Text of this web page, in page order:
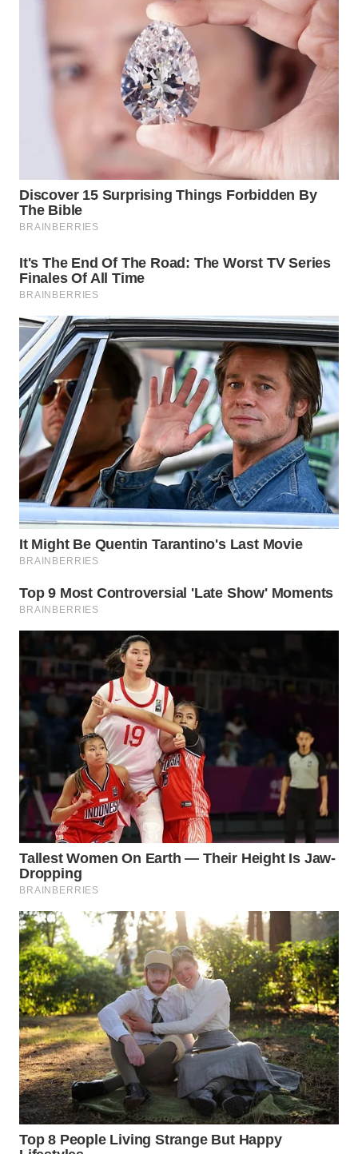
WN
LANGKAT
SELATAN
WN
TANJUNG
LESUNG
WN
KARO
WN
SIMALUNGUN
WN
LABUHANBATU
WN
TAPANULI
TENGAH
WN DELI
SERDANG
TEBING
TINGGI
PAKPAK
KARAWANG
BEKASI
WN
BOGOR
WN
WN
TAPANULI
UTARA
WN
SAMOSIR
WN
PADANG
LAWAS